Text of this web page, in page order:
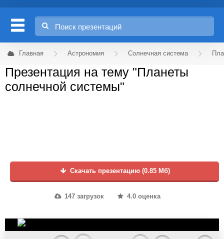
Главная Астрономия Солнечная система
Презентация на тему "Планеты
солнечной системы"
Скачать презентацию (0.85 Мб)
147 загрузок 4.0 оценка